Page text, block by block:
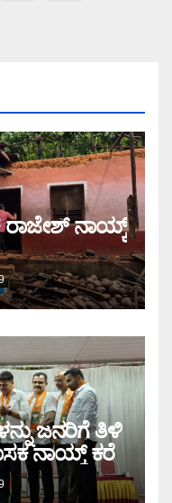
ರಾಜೇಶ್ ನಾಯ್ಕ್
ಜನರಿಗೆ ತಿಳಿ
ನಾಯ್ಕ್ ಕರೆ